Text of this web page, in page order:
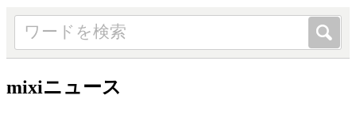
mixiニュース